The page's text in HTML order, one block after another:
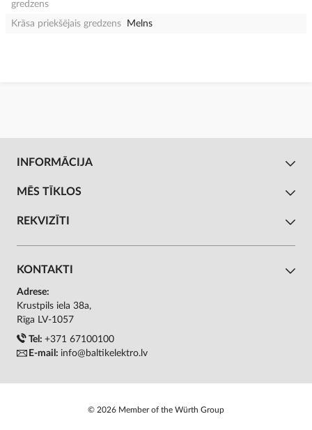
gredzens
Krāsa priekšējais gredzens Melns
INFORMĀCIJA
MĒS TĪKLOS
REKVIZĪTI
KONTAKTI
Adrese:
Krustpils iela 38a,
Rīga LV-1057
Tel: +371 67100100
E-mail: info@baltikelektro.lv
© 2026 Member of the Würth Group